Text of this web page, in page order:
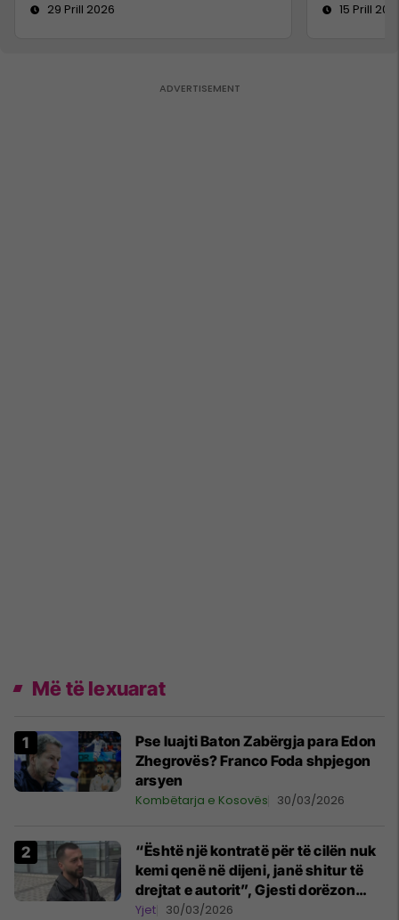
29 Prill 2026
15 Prill
Më të lexuarat
Pse luajti Baton Zabërgja para Edon
Zhegrovës? Franco Foda shpjegon
arsyen
Kombëtarja e Kosovës 30/03/2026
“Është një kontratë për të cilën nuk
kemi qenë në dijeni, janë shitur të
drejtat e autorit”, Gjesti dorëzon
kallëzim penal ndaj "Onima"
Yjet 30/03/2026